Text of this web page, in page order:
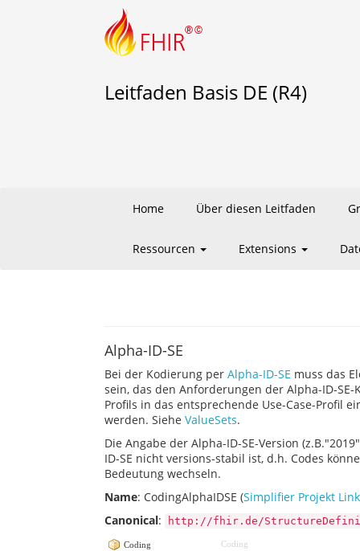
Leitfaden Basis DE (R4)
Home Über diesen Leitfaden
Ressourcen Extensions
Alpha-ID-SE
Bei der Kodierung per Alpha-ID-SE muss das
sein, das den Anforderungen der Alpha-ID-
Profils in das entsprechende Use-Case-Profil
werden. Siehe ValueSets.
Die Angabe der Alpha-ID-SE-Version
ID-SE nicht versions-stabil ist, d.h. Codes
Bedeutung wechseln.
Name: CodingAlphaIDSE (Simplifier Projekt Link
Canonical: http://fhir.de/
Coding
Coding